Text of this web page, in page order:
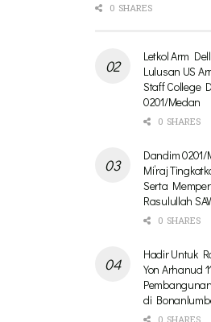
0 SHARES
Letkol Arm
Lulusan US
Staff College
0201/Medan
0 SHARES
Dandim
Mi’raj
Serta
Rasulullah
0 SHARES
Hadir Untuk
Yon Arhanud
di